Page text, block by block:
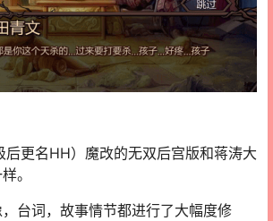
后更名HH）魔改的无双后宫版和蒋涛大
。
台词，故事情节都进行了大幅度修